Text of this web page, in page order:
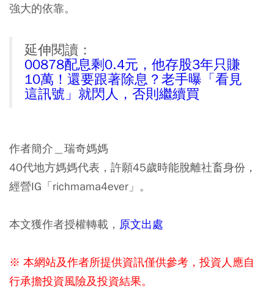
強大的依靠。
延伸閱讀：
00878配息剩0.4元，他存股3年只賺
10萬！還要跟著除息？老手曝「看見
這訊號」就閃人，否則繼續買
作者簡介＿瑞奇媽媽
40代地方媽媽代表，許願45歲時能脫離社畜身份，
經營IG「richmama4ever」。
本文獲作者授權轉載， 原文出處
※ 本網站及作者所提供資訊僅供參考，投資人應自
行承擔投資風險及投資結果。